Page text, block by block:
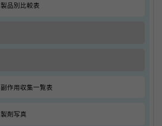
製品別比較表
副作用収集一覧表
製剤写真